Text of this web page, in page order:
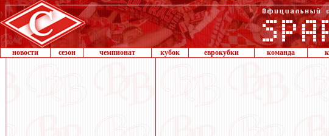
новости сезон чемпионат кубок еврокубки команда